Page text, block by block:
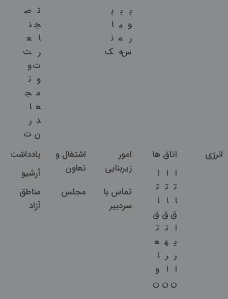
ب
و
ر
س
ب
ی
م
ه
ب
ا
ن
ک
ت
ج
ا
ر
ت
و
م
ع
د
ن
ص
ن
ع
ت
و
ت
ج
ا
ر
ت
انرژی
اتاق ها
ا
ت
ا
ق
ا
ی
ر
ا
ن
ا
ت
ا
ق
ت
ه
ر
ا
ن
ا
ت
ا
ق
ت
ع
ا
و
ن
امور
زیربنایی
اشتغال و
تعاون
یادداشت
آرشیو
تماس با
سردبیر
مجلس
مناطق
آزاد